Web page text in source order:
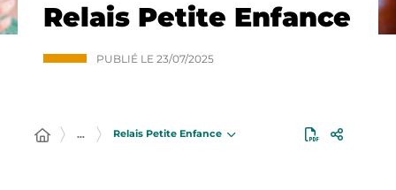
Relais Petite Enfance
PUBLIÉ LE 23/07/2025
… Relais Petite Enfance